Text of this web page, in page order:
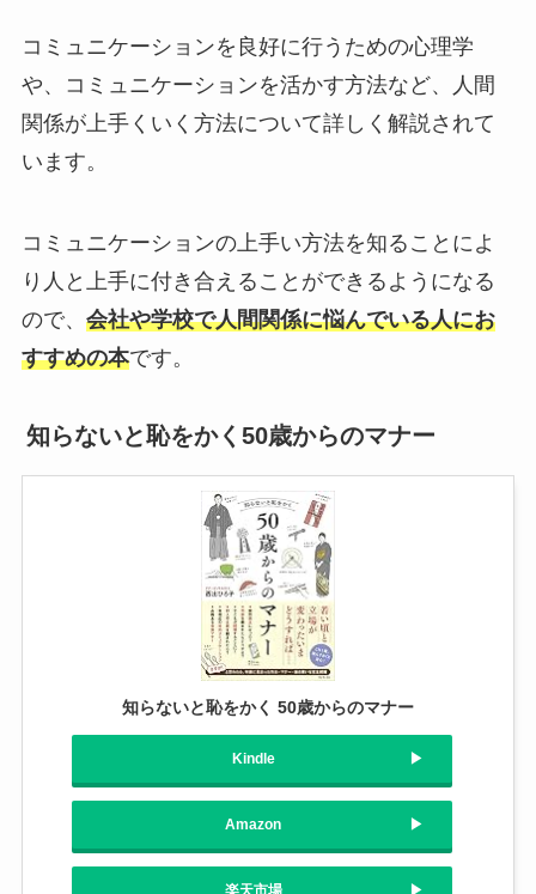
コミュニケーションを良好に行うための心理学
や、コミュニケーションを活かす方法など、人間
関係が上手くいく方法について詳しく解説されて
います。
コミュニケーションの上手い方法を知ることによ
り人と上手に付き合えることができるようになる
ので、 会社や学校で人間関係に悩んでいる人にお
すすめの本です。
知らないと恥をかく50歳からのマナー
知らないと恥をかく 50歳からのマナー
Kindle
Amazon
楽天市場